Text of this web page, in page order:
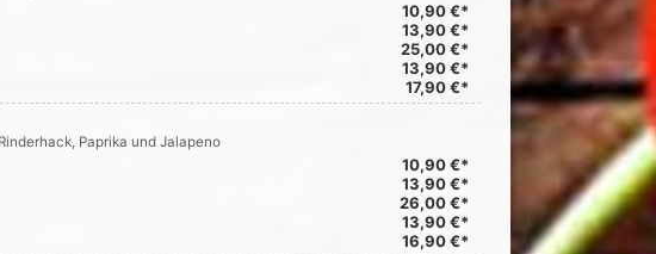
10,90 €*
13,90 €*
25,00 €*
13,90 €*
17,90 €*
Paprika und Jalapeno
10,90 €*
13,90 €*
26,00 €*
13,90 €*
16,90 €*